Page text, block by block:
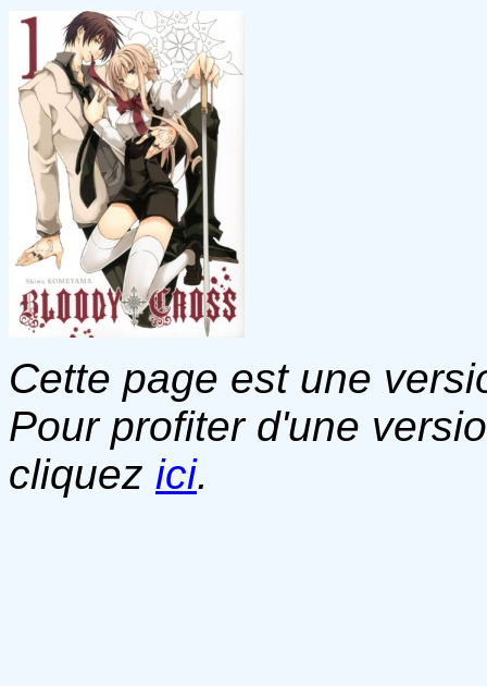
Cette page est une
Pour profiter d'une
cliquez ici.